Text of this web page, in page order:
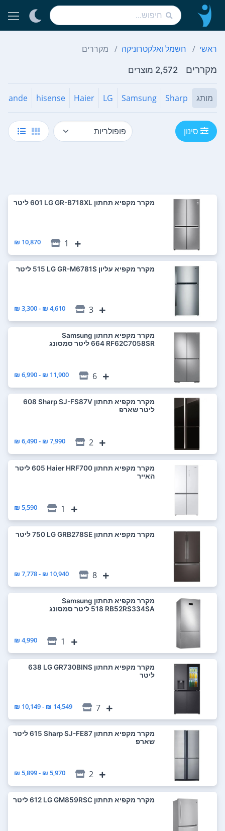
ראשי חשמל ואלקטרוניקה מקררים
מקררים 2,572 מוצרים
מותג Sharp
Samsung
LG
Haier
hisense
סינון
מקרר ‏מקפיא תחתון LG GR-B718XL ‏601 ‏ליטר
1
10,870 ₪
מקרר ‏מקפיא עליון LG GR-M6781S ‏515 ‏ליטר
3
4,610 ₪ - 3,300 ₪
מקרר ‏מקפיא תחתון Samsung
RF62C7058SR ‏664 ‏ליטר סמסונג
6
11,900 ₪ - 6,990 ₪
מקרר ‏מקפיא תחתון Sharp SJ-FS87V ‏608
‏ליטר שארפ
2
7,990 ₪ - 6,490 ₪
מקרר ‏מקפיא תחתון Haier HRF700 ‏605 ‏ליטר
האייר
1
5,590 ₪
מקרר ‏מקפיא תחתון LG GRB278SE ‏750 ‏ליטר
8
10,940 ₪ - 7,778 ₪
מקרר ‏מקפיא תחתון Samsung
RB52RS334SA ‏518 ‏ליטר סמסונג
1
4,990 ₪
מקרר ‏מקפיא תחתון LG GR730BINS ‏638
‏ליטר
7
14,549 ₪ - 10,149 ₪
מקרר ‏מקפיא תחתון Sharp SJ-FE87 ‏615 ‏ליטר
שארפ
2
5,970 ₪ - 5,899 ₪
מקרר ‏מקפיא תחתון LG GM859RSC ‏612 ‏ליטר